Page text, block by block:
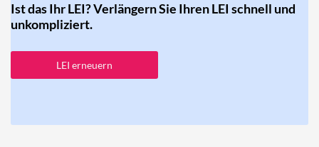
Ist das Ihr LEI? Verlängern Sie Ihren LEI schnell und
unkompliziert.
LEI erneuern